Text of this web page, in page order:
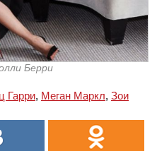
Берри
Гарри, Меган Маркл, Зои